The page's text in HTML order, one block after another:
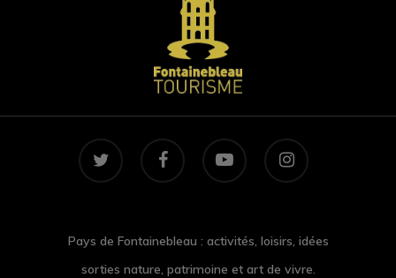
twitter facebook youtube instagram
Pays de Fontainebleau : activités, loisirs, idées
sorties nature, patrimoine et art de vivre.